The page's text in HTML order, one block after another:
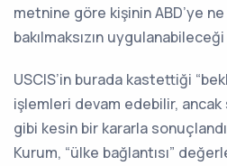
metnine göre kişinin ABD’ye
bakılmaksızın
USCIS’in burada kastettiği
işlemleri devam edebilir,
gibi kesin bir kararla
Kurum, “ülke bağlantısı”